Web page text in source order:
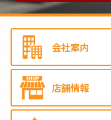
会社案内
店舗情報